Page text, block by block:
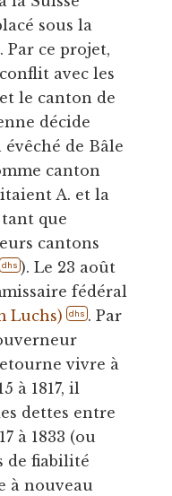
sous la
ce projet,
avec les
le canton de
décide
de Bâle
canton
A. et la
que
cantons
dhs ). Le 23 août
fédéral
Luchs)
dhs . Par
vivre à
à 1817, il
dettes entre
à 1833 (ou
de fiabilité
à nouveau